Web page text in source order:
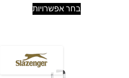
בחר אפשרויות